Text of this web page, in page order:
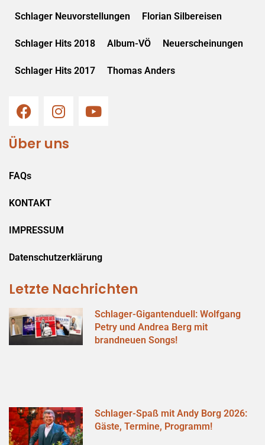
Schlager Neuvorstellungen Florian Silbereisen
Schlager Hits 2018 Album-VÖ Neuerscheinungen
Schlager Hits 2017 Thomas Anders
Über uns
FAQs
KONTAKT
IMPRESSUM
Datenschutzerklärung
Letzte Nachrichten
Schlager-Gigantenduell: Wolfgang
Petry und Andrea Berg mit
brandneuen Songs!
Schlager-Spaß mit Andy Borg 2026:
Gäste, Termine, Programm!